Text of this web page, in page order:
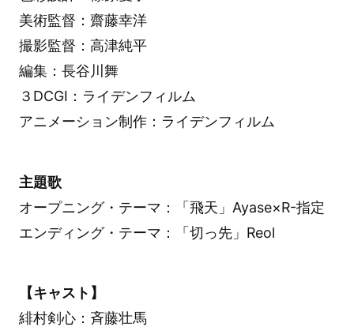
美術監督：齋藤幸洋
撮影監督：高津純平
編集：長谷川舞
３DCGI：ライデンフィルム
アニメーション制作：ライデンフィルム
主題歌
オープニング・テーマ：「飛天」Ayase×R-指定
エンディング・テーマ：「切っ先」Reol
【キャスト】
緋村剣心：斉藤壮馬